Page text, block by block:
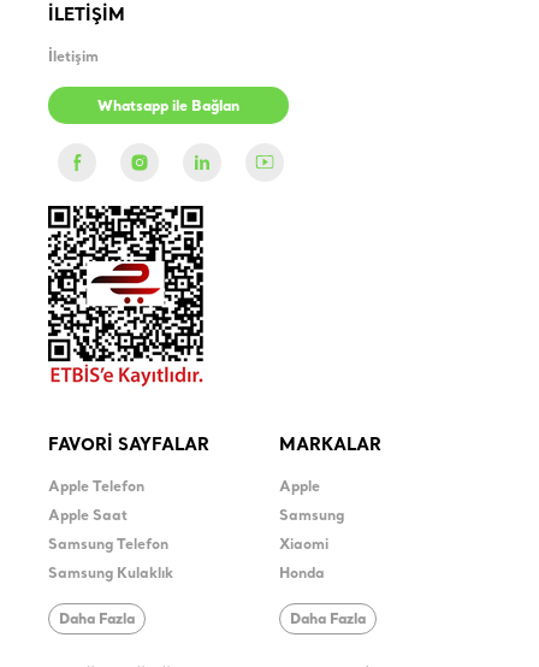
İLETİŞİM
İletişim
Whatsapp ile Bağlan
FAVORİ SAYFALAR
Apple Telefon
Apple Saat
Samsung Telefon
Samsung Kulaklık
Daha Fazla
MARKALAR
Apple
Samsung
Xiaomi
Honda
Daha Fazla